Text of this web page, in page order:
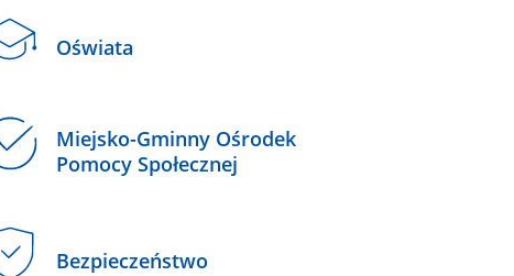
Oświata
Miejsko-Gminny Ośrodek
Pomocy Społecznej
Bezpieczeństwo